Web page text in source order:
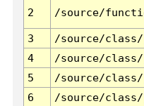
2 /source/
3 /source/
4
/source/
5
/source/
6
/source/